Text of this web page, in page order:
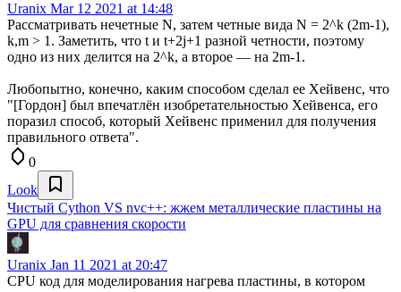
Uranix Mar 12 2021 at 14:48
Рассматривать нечетные N, затем четные вида N = 2^k (2m-1),
k,m > 1. Заметить, что t и t+2j+1 разной четности, поэтому
одно из них делится на 2^k, а второе — на 2m-1.
Любопытно, конечно, каким способом сделал ее Хейвенс, что
"[Гордон] был впечатлён изобретательностью Хейвенса, его
поразил способ, который Хейвенс применил для получения
правильного ответа".
0
Look
Чистый Cython VS nvc++: жжем металлические пластины на
GPU для сравнения скорости
Uranix Jan 11 2021 at 20:47
CPU код для моделирования нагрева пластины, в котором